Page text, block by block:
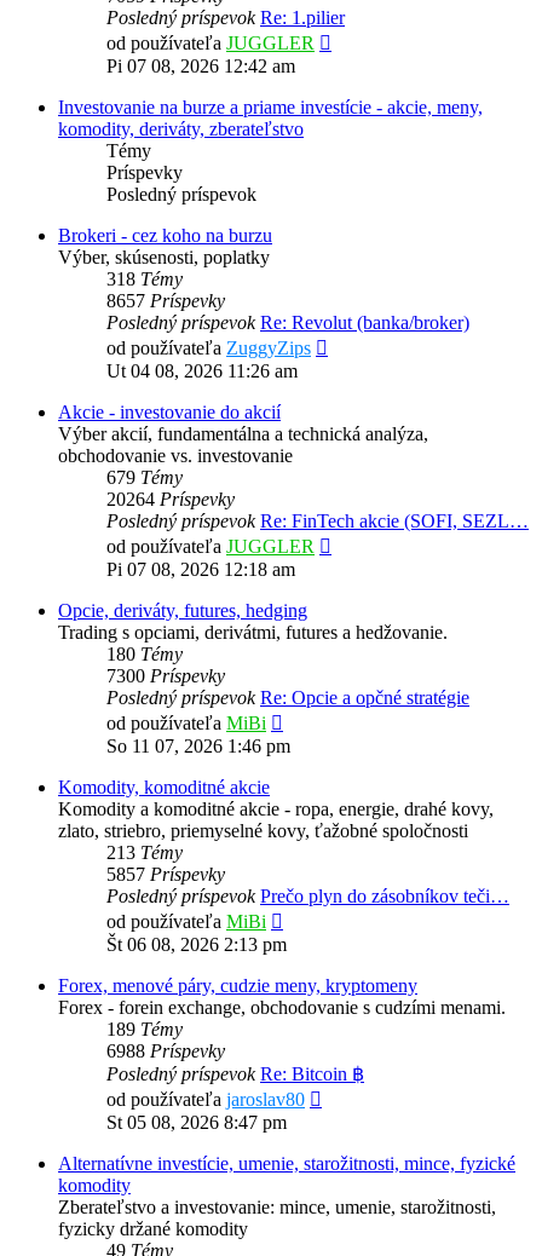
Posledný príspevok Re: 1.pilier
od používateľa JUGGLER
Pi 07 08, 2026 12:42 am
Investovanie na burze a priame investície - akcie, meny,
komodity, deriváty, zberateľstvo
Témy
Príspevky
Posledný príspevok
Brokeri - cez koho na burzu
Výber, skúsenosti, poplatky
318 Témy
8657 Príspevky
Posledný príspevok Re: Revolut (banka/broker)
od používateľa ZuggyZips
Ut 04 08, 2026 11:26 am
Akcie - investovanie do akcií
Výber akcií, fundamentálna a technická analýza,
obchodovanie vs. investovanie
679 Témy
20264 Príspevky
Posledný príspevok Re: FinTech akcie (SOFI, SEZL…
od používateľa JUGGLER
Pi 07 08, 2026 12:18 am
Opcie, deriváty, futures, hedging
Trading s opciami, derivátmi, futures a hedžovanie.
180 Témy
7300 Príspevky
Posledný príspevok Re: Opcie a opčné stratégie
od používateľa MiBi
posledný
So 11 07, 2026 1:46 pm
Komodity, komoditné akcie
Komodity a komoditné akcie - ropa, energie, drahé kovy,
zlato, striebro, priemyselné kovy, ťažobné spoločnosti
213 Témy
5857 Príspevky
Posledný príspevok Prečo plyn do zásobníkov teči…
od používateľa MiBi
posledný
Št 06 08, 2026 2:13 pm
Forex, menové páry, cudzie meny, kryptomeny
Forex - forein exchange, obchodovanie s cudzími menami.
189 Témy
6988 Príspevky
Posledný príspevok Re: Bitcoin ฿
od používateľa jaroslav80
St 05 08, 2026 8:47 pm
Alternatívne investície, umenie, starožitnosti, mince, fyzické
komodity
Zberateľstvo a investovanie: mince, umenie, starožitnosti,
fyzicky držané komodity
49 Témy